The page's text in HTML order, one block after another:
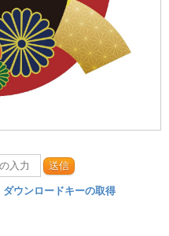
送信
ダウンロードキーの取得